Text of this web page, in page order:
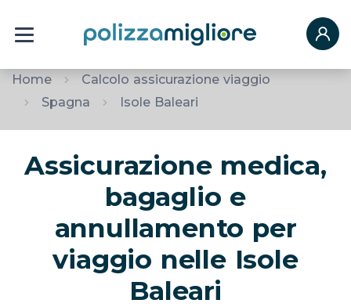
Home
Calcolo assicurazione viaggio
Spagna
Isole Baleari
Assicurazione medica,
bagaglio e
annullamento per
viaggio nelle Isole
Baleari